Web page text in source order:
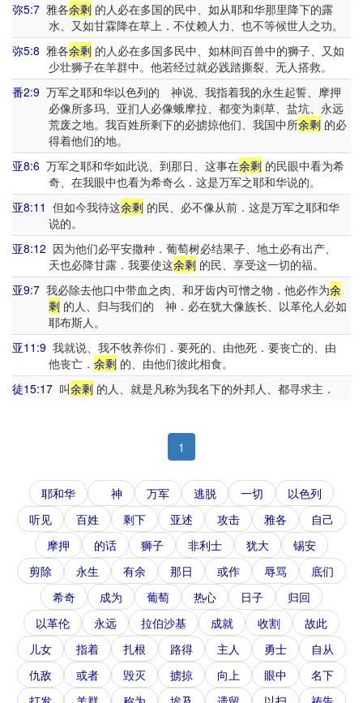
弥5:7 雅各余剩 的人必在多国的民中、如从耶和华那里降下的露
水、又如甘霖降在草上．不仗赖人力、也不等候世人之功。
弥5:8 雅各余剩 的人必在多国多民中、如林间百兽中的狮子、又如
少壮狮子在羊群中。他若经过就必践踏撕裂、无人搭救。
番2:9 万军之耶和华以色列的 神说、我指着我的永生起誓、摩押
必像所多玛、亚扪人必像蛾摩拉、都变为刺草、盐坑、永远
荒废之地。我百姓所剩下的必掳掠他们、我国中所余剩的必
得着他们的地。
亚8:6 万军之耶和华如此说、到那日、这事在余剩 的民眼中看为希
奇、在我眼中也看为希奇么．这是万军之耶和华说的。
亚8:11 但如今我待这余剩 的民、必不像从前．这是万军之耶和华
说的。
亚8:12 因为他们必平安撒种．葡萄树必结果子、地土必有出产、
天也必降甘露．我要使这余剩的民、享受这一切的福。
亚9:7 我必除去他口中带血之肉、和牙齿内可憎之物．他必作为余
剩的人、归与我们的 神．必在犹大像族长、以革伦人必如
耶布斯人。
亚11:9 我就说、我不牧养你们．要死的、由他死．要丧亡的、由
他丧亡． 余剩的、由他们彼此相食。
徒15:17 叫余剩 的人、就是凡称为我名下的外邦人、都寻求主．
1
耶和华 神 万军 逃脱 一切
以色列
听见
百姓 剩下 亚述 攻击 雅各
自己
摩押
的话 狮子 非利士 犹大
锡安
剪除
永生 有余 那日 或作 辱骂
底们
希奇
成为 葡萄 热心 日子
归回
以革伦
永远 拉伯沙基 成就 收割
故此
儿女
指着 扎根 路得 主人 勇士
自从
仇敌
或者 毁灭 掳掠 向上 眼中
名下